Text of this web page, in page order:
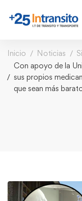
Inicio Noticias
Con apoyo de la
sus propios
que sean más